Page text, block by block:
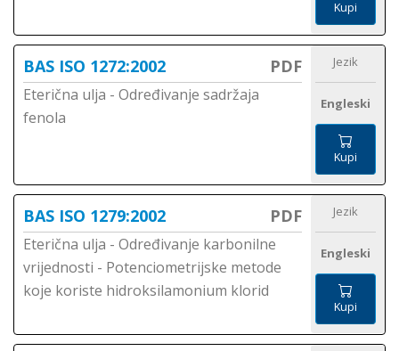
Kupi
BAS ISO 1272:2002 PDF
Eterična ulja - Određivanje sadržaja
fenola
Jezik
Engleski
Kupi
BAS ISO 1279:2002 PDF
Eterična ulja - Određivanje karbonilne
vrijednosti - Potenciometrijske metode
koje koriste hidroksilamonium klorid
Jezik
Engleski
Kupi